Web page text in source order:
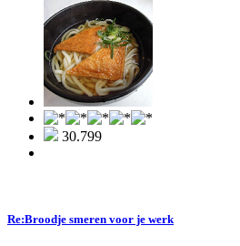
30.799
Re:Broodje smeren voor je werk